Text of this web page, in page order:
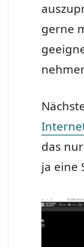
gerne
das
ja eine